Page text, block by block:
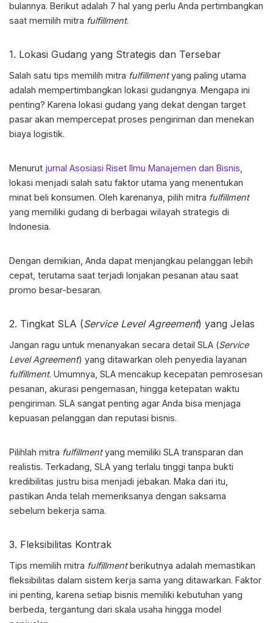
bulannya. Berikut adalah 7 hal yang perlu Anda pertimbangkan
saat memilih mitra fulfillment.
1. Lokasi Gudang yang Strategis dan Tersebar
Salah satu tips memilih mitra fulfillmentyang paling utama
adalah mempertimbangkan lokasi gudangnya. Mengapa ini
penting? Karena lokasi gudang yang dekat dengan target
pasar akan mempercepat proses pengiriman dan menekan
biaya logistik.
Menurut jurnal Asosiasi Riset Ilmu Manajemen dan Bisnis
lokasi menjadi salah satu faktor utama yang menentukan
minat beli konsumen. Oleh karenanya, pilih mitra fulfillment
yang memiliki gudang di berbagai wilayah strategis di
Indonesia.
Dengan demikian, Anda dapat menjangkau pelanggan lebih
cepat, terutama saat terjadi lonjakan pesanan atau saat
promo besar-besaran.
2. Tingkat SLA (Service Level Agreement) yang Jelas
Jangan ragu untuk menanyakan secara detail SLA (Service
Level Agreement) yang ditawarkan oleh penyedia layanan
fulfillment. Umumnya, SLA mencakup kecepatan pemrosesan
pesanan, akurasi pengemasan, hingga ketepatan waktu
pengiriman. SLA sangat penting agar Anda bisa menjaga
kepuasan pelanggan dan reputasi bisnis.
Pilihlah mitra fulfillmentyang memiliki SLA transparan dan
realistis. Terkadang, SLA yang terlalu tinggi tanpa bukti
kredibilitas justru bisa menjadi jebakan. Maka dari itu,
pastikan Anda telah memeriksanya dengan saksama
sebelum bekerja sama.
3. Fleksibilitas Kontrak
Tips memilih mitra fulfillmentberikutnya adalah memastikan
fleksibilitas dalam sistem kerja sama yang ditawarkan. Faktor
ini penting, karena setiap bisnis memiliki kebutuhan yang
berbeda, tergantung dari skala usaha hingga model